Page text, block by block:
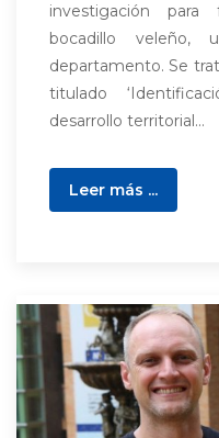
investigación
bocadillo veleño,
departamento. Se
titulado
desarrollo territorial...
Leer más ...